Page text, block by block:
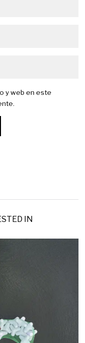
y web en este
IN